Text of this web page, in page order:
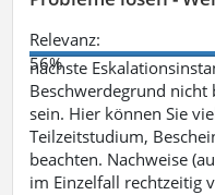
Relevanz:
56%
nächste
Beschwerdegrund nicht
sein. Hier können Sie
Teilzeitstudium,
beachten. Nachweise
im Einzelfall rechtzeitig